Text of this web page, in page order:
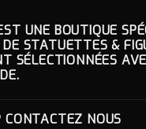
UNE BOUTIQUE
STATUETTES &
SÉLECTIONNÉES
CONTACTEZ NOUS